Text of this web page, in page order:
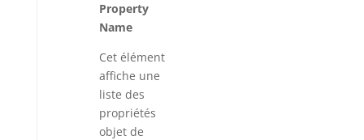
Property
Name
Cet élément
affiche une
liste des
propriétés
objet de